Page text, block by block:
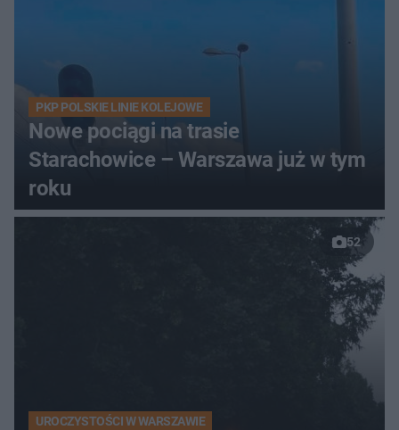
PKP POLSKIE LINIE KOLEJOWE
Nowe pociągi na trasie
Starachowice – Warszawa już w tym
roku
52
UROCZYSTOŚCI W WARSZAWIE